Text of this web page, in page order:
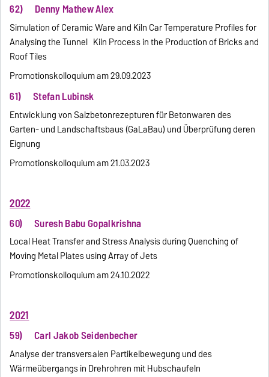
62) Denny Mathew Alex
Simulation of Ceramic Ware and Kiln Car Temperature Profiles for
Analysing the Tunnel Kiln Process in the Production of Bricks and
Roof Tiles
Promotionskolloquium am 29.09.2023
61) Stefan Lubinsk
Entwicklung von Salzbetonrezepturen für Betonwaren des
Garten- und Landschaftsbaus (GaLaBau) und Überprüfung deren
Eignung
Promotionskolloquium am 21.03.2023
2022
60) Suresh Babu Gopalkrishna
Local Heat Transfer and Stress Analysis during Quenching of
Moving Metal Plates using Array of Jets
Promotionskolloquium am 24.10.2022
2021
59) Carl Jakob Seidenbecher
Analyse der transversalen Partikelbewegung und des
Wärmeübergangs in Drehrohren mit Hubschaufeln